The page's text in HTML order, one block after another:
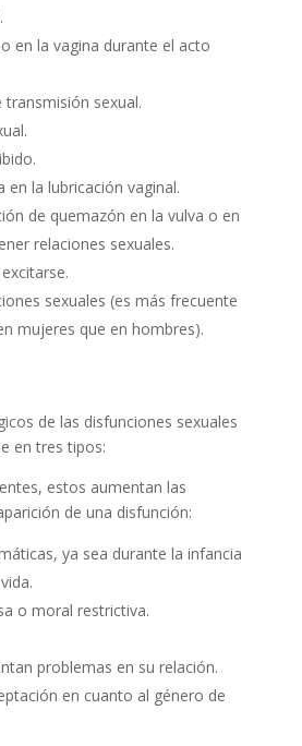
en la vagina durante el acto
transmisión sexual.
en la lubricación vaginal.
de quemazón en la vulva o en
relaciones sexuales.
sexuales (es más frecuente
mujeres que en hombres).
de las disfunciones sexuales
en tres tipos:
estos aumentan las
de una disfunción:
ya sea durante la infancia
o moral restrictiva.
problemas en su relación.
en cuanto al género de